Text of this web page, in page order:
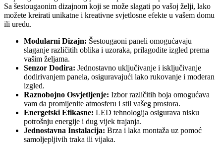
Sa šestougaonim dizajnom koji se može slagati po vašoj želji, lako
možete kreirati unikatne i kreativne svjetlosne efekte u vašem domu
ili uredu.
Modularni Dizajn: Šestougaoni paneli omogućavaju
slaganje različitih oblika i uzoraka, prilagodite izgled prema
vašim željama.
Senzor Dodira: Jednostavno uključivanje i isključivanje
dodirivanjem panela, osiguravajući lako rukovanje i moderan
izgled.
Raznobojno Osvjetljenje: Izbor različitih boja omogućava
vam da promijenite atmosferu i stil vašeg prostora.
Energetski Efikasne: LED tehnologija osigurava nisku
potrošnju energije i dug vijek trajanja.
Jednostavna Instalacija: Brza i laka montaža uz pomoć
samoljepljivih traka ili vijaka.